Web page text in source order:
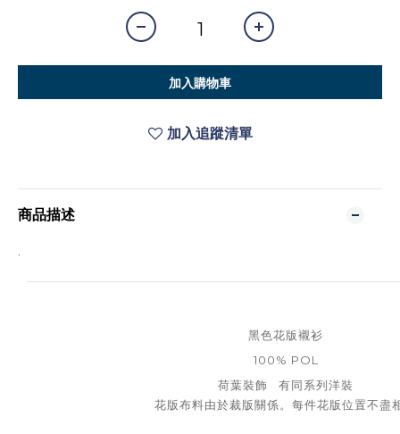
加入購物車
加入追蹤清單
商品描述
黑色花版襯衫
100% POL
荷葉裝飾 有同系列洋裝
花版布料由於裁版關係。每件花版位置不盡